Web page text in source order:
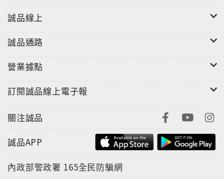
嶄新的期待；年度美學影響力人物本事空間製作所洪和
激，為空間帶來衝突又精準的美感。
話，我的檔期有限公司製作人謝乾乾以電影製作的標準
舜迪以當代台灣宴席回應急速變動的年代；導演林君陽
在洪流中不妥協於速食流量，選擇以更精緻、深入的作
品留下痕跡；喜事集團營運長宋安則大膽重構團隊的互
利協作，共享品牌的發揮舞台。
感謝本期封面人物溫昇豪、張榕容，兩人既是好友也是
彼此的最佳幕僚，一同透過作品探討關於美的焦慮與迷
誠品線上
誠品通路
營業據點
訂閱誠品線上電子報
關注誠品
誠品APP
內政部警政署 165全民防騙網